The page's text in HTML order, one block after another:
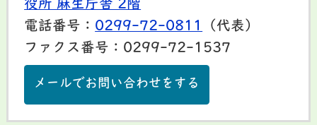
役所 麻生庁舎 2階
電話番号： 0299-72-0811
（代表）
ファクス番号：0299-72-1537
メールでお問い合わせをする